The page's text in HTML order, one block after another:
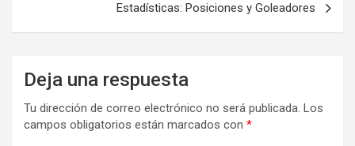
Estadísticas: Posiciones y Goleadores
Deja una respuesta
Tu dirección de correo electrónico no será publicada. Los
campos obligatorios están marcados con *